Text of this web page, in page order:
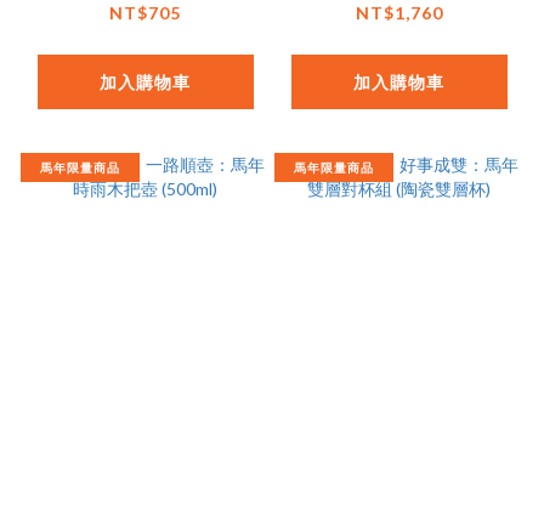
NT$705
加入購物車
NT$1,760
加入購物車
馬年限量商品 馬年限量商品